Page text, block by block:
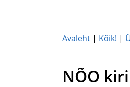
Avaleht | Kõik! |
NÕO